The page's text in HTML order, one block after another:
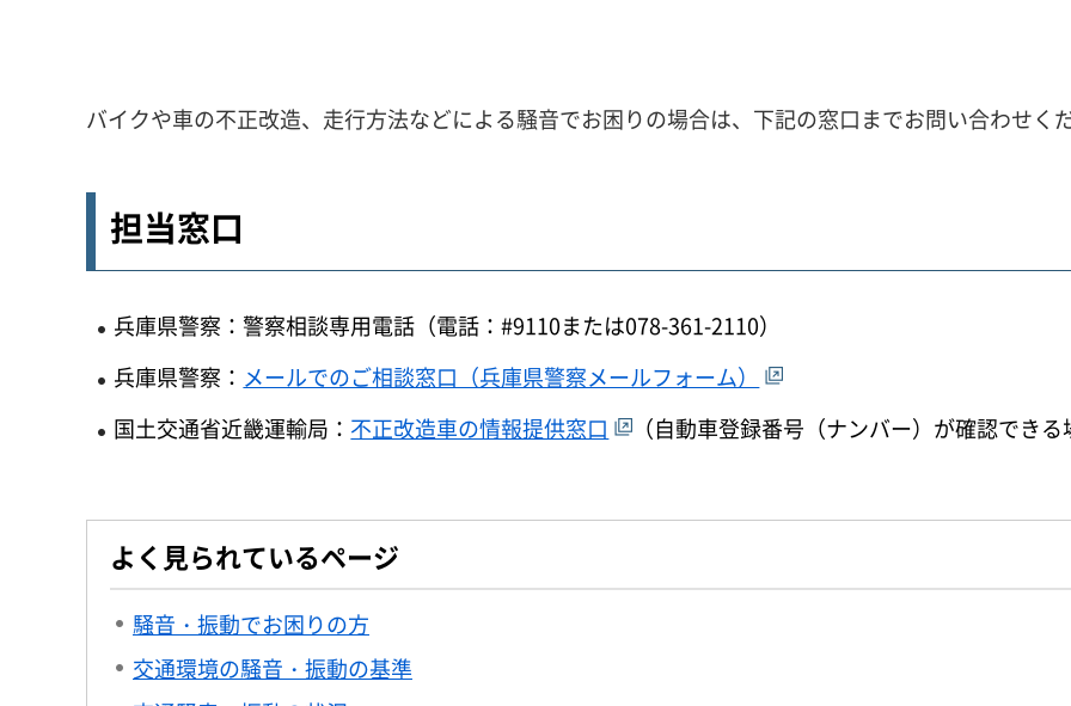
バイクや車の不正改造、走行方法などによる騒音でお困りの場合は、下記の窓口までお問い合わせくだ
担当窓口
兵庫県警察：警察相談専用電話（電話：#9110または078-361-2110）
兵庫県警察： メールでのご相談窓口（兵庫県警察メールフォーム）
国土交通省近畿運輸局： 不正改造車の情報提供窓口 （自動車登録番号（ナンバー）が確認できる
よく見られているページ
騒音・振動でお困りの方
交通環境の騒音・振動の基準